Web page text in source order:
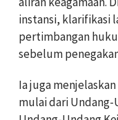
instansi, klarifikasi
pertimbangan
sebelum
Ia juga
mulai dari Undang-